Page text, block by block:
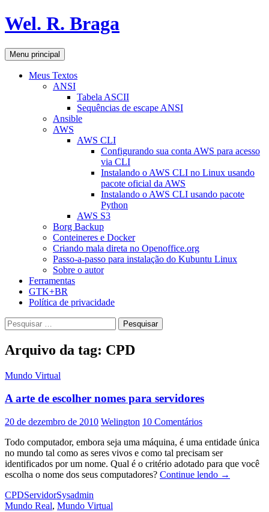
Pular
para
conteúdo
Wel. R. Braga
Pesquisar
Menu principal
Meus Textos
ANSI
Tabela ASCII
Sequências de escape ANSI
Ansible
AWS
AWS CLI
Configurando sua conta AWS para acesso
via CLI
Instalando o AWS CLI no Linux usando
pacote oficial da AWS
Instalando o AWS CLI usando pacote
Python
AWS S3
Borg Backup
Conteineres e Docker
Criando mala direta no Openoffice.org
Passo-a-passo para instalação do Kubuntu Linux
Sobre o autor
Ferramentas
GTK+BR
Política de privacidade
Pesquisar
por:
Arquivo da tag: CPD
Mundo Virtual
A arte de escolher nomes para servidores
20 de dezembro de 2010 Welington 10 Comentários
Todo computador, embora seja uma máquina, é uma entidade única
no mundo tal como as seres vivos e como tal precisam ser
identificados por um nome. Qual é o critério adotado para que você
escolha o nome dos seus computadores? Continue lendo A
→
CPDServidorSysadmin
Mundo Real, Mundo Virtual